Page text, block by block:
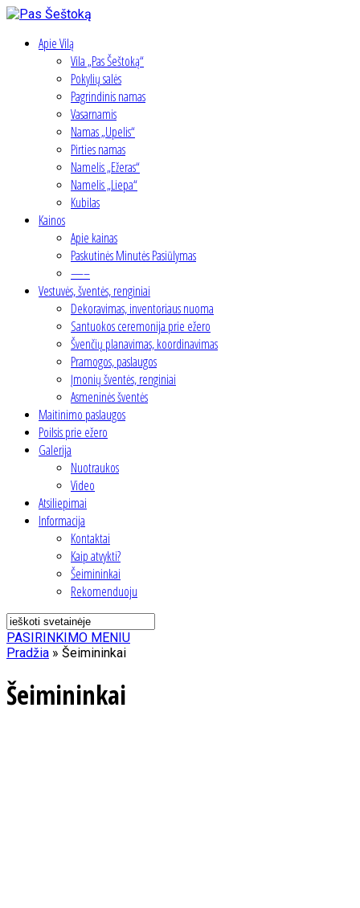
Apie Vilą
Vila „Pas Šeštoką“
Pokylių salės
Pagrindinis namas
Vasarnamis
Namas „Upelis“
Pirties namas
Namelis „Ežeras“
Namelis „Liepa“
Kubilas
Kainos
Apie kainas
Paskutinės Minutės Pasiūlymas
—–
Vestuvės, šventės, renginiai
Dekoravimas, inventoriaus nuoma
Santuokos ceremonija prie ežero
Švenčių planavimas, koordinavimas
Pramogos, paslaugos
Įmonių šventės, renginiai
Asmeninės šventės
Maitinimo paslaugos
Poilsis prie ežero
Galerija
Nuotraukos
Video
Atsiliepimai
Informacija
Kontaktai
Kaip atvykti?
Šeimininkai
Rekomenduoju
PASIRINKIMO MENIU
Pradžia » Šeimininkai
Šeimininkai